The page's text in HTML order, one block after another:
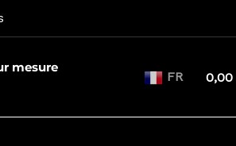
mesure
FR 0,00